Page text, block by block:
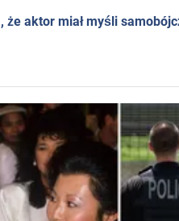
że aktor miał myśli